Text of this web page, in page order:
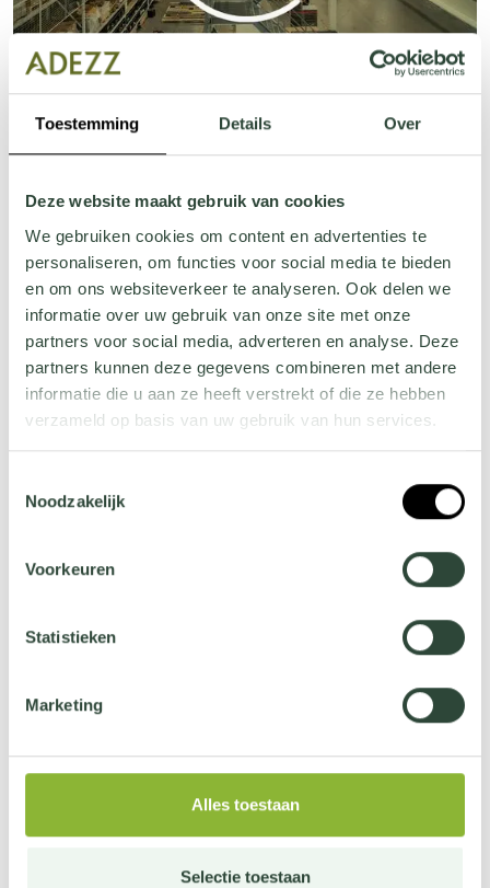
Toestemming Details Over
Deze website maakt gebruik van cookies
We gebruiken cookies om content en advertenties te
personaliseren, om functies voor social media te bieden
en om ons websiteverkeer te analyseren. Ook delen we
informatie over uw gebruik van onze site met onze
partners voor social media, adverteren en analyse. Deze
partners kunnen deze gegevens combineren met andere
informatie die u aan ze heeft verstrekt of die ze hebben
verzameld op basis van uw gebruik van hun services.
jehier.
Noodzakelijk
Voorkeuren
Statistieken
Marketing
Alles toestaan
Selectie toestaan
Échanger des produit(s)